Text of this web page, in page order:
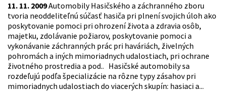
11. 11. 2009Automobily Hasičského a záchranného zboru
tvoria neoddeliteľnú súčasť hasiča pri plnení svojich úloh ako
poskytovanie pomoci pri ohrození života a zdravia osôb,
majetku, zdolávanie požiarov, poskytovanie pomoci a
vykonávanie záchranných prác pri haváriách, živelných
pohromách a iných mimoriadnych udalostiach, pri ochrane
životného prostredia a pod.. Hasičské automobily sa
rozdeľujú podľa špecializácie na rôzne typy zásahov pri
mimoriadnych udalostiach do viacerých skupín: hasiaci a...